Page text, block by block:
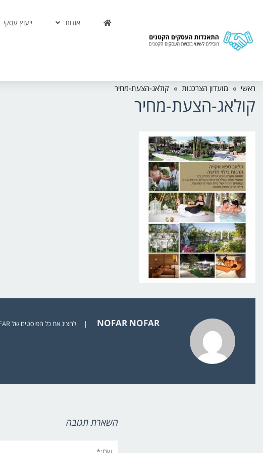
אודות ייעוץ עסקי
ראשי » מועדון הצרכנות » קולאג-הצעת-מחיר
קולאג-הצעת-מחיר
NOFAR NOFAR
| להציג את כל הפוסטים של NOFAR
השארת תגובה